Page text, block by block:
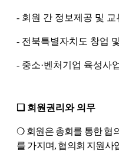
- 회원 간 정보제공 및 교
- 전북특별자치도 창업
- 중소·벤처기업 육성사
❏ 회원권리와 의무
❍ 회원은 총회를 통한 협
를 가지며, 협의회 지원사